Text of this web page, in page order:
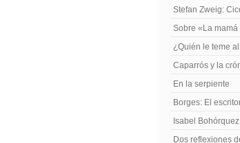
Stefan Zweig:
Sobre «La
¿Quién le teme
Caparrós y la
En la serpiente
Borges: El
Isabel
Dos reflexiones